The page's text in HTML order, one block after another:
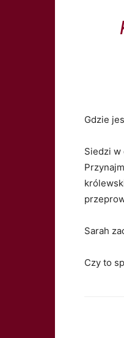
Gdzie
Siedzi w
Sarah
Czy to